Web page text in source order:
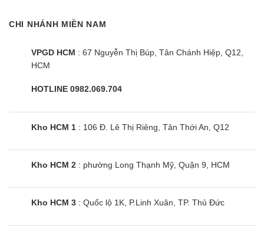
CHI NHÁNH MIỀN NAM
VPGD HCM : 67 Nguyễn Thị Búp, Tân Chánh Hiệp, Q12,
HCM
HOTLINE 0982.069.704
Kho HCM 1 : 106 Đ. Lê Thị Riêng, Tân Thới An, Q12
Kho HCM 2 : phường Long Thạnh Mỹ, Quận 9, HCM
Kho HCM 3 : Quốc lộ 1K, P.Linh Xuân, TP. Thủ Đức